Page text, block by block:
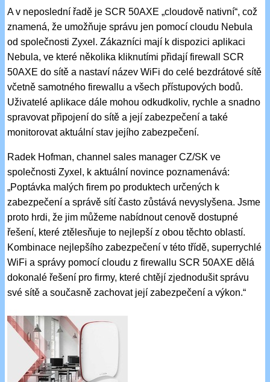
A v neposlední řadě je SCR 50AXE „cloudově nativní“, což
znamená, že umožňuje správu jen pomocí cloudu Nebula
od společnosti Zyxel. Zákazníci mají k dispozici aplikaci
Nebula, ve které několika kliknutími přidají firewall SCR
50AXE do sítě a nastaví název WiFi do celé bezdrátové sítě
včetně samotného firewallu a všech přístupových bodů.
Uživatelé aplikace dále mohou odkudkoliv, rychle a snadno
spravovat připojení do sítě a její zabezpečení a také
monitorovat aktuální stav jejího zabezpečení.
Radek Hofman, channel sales manager CZ/SK ve
společnosti Zyxel, k aktuální novince poznamenává:
„Poptávka malých firem po produktech určených k
zabezpečení a správě sítí často zůstává nevyslyšena. Jsme
proto hrdi, že jim můžeme nabídnout cenově dostupné
řešení, které ztělesňuje to nejlepší z obou těchto oblastí.
Kombinace nejlepšího zabezpečení v této třídě, superrychlé
WiFi a správy pomocí cloudu z firewallu SCR 50AXE dělá
dokonalé řešení pro firmy, které chtějí zjednodušit správu
své sítě a současně zachovat její zabezpečení a výkon.“